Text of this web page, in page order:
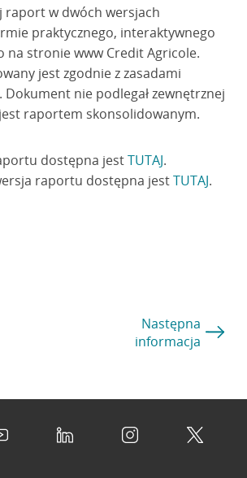
raport w dwóch wersjach
praktycznego, interaktywnego
na stronie www Credit Agricole.
jest zgodnie z zasadami
Dokument nie podlegał zewnętrznej
raportem skonsolidowanym.
dostępna jestTUTAJ.
raportu dostępna jestTUTAJ.
Następna
informacja